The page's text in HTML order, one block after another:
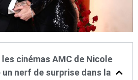
cinémas AMC de Nicole
un nerf de surprise dans la